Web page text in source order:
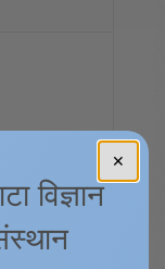
✕
विज्ञान